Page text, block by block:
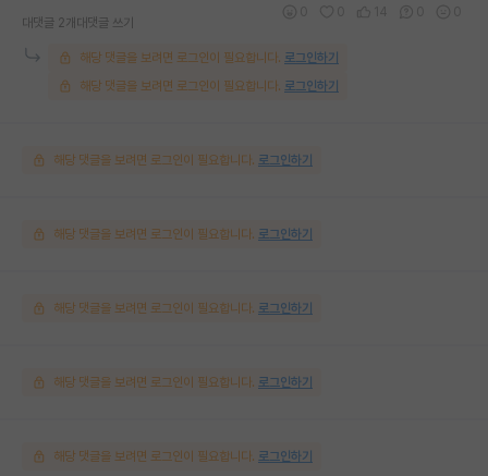
대댓글 2개 대댓글 쓰기
해당 댓글을 보려면 로그인이 필요합니다. 로그인하기
해당 댓글을 보려면 로그인이 필요합니다. 로그인하기
해당 댓글을 보려면 로그인이 필요합니다. 로그인하기
해당 댓글을 보려면 로그인이 필요합니다. 로그인하기
해당 댓글을 보려면 로그인이 필요합니다. 로그인하기
해당 댓글을 보려면 로그인이 필요합니다. 로그인하기
해당 댓글을 보려면 로그인이 필요합니다. 로그인하기